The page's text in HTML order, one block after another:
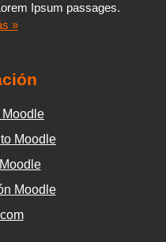
Ipsum passages.
»
Moodle
Moodle